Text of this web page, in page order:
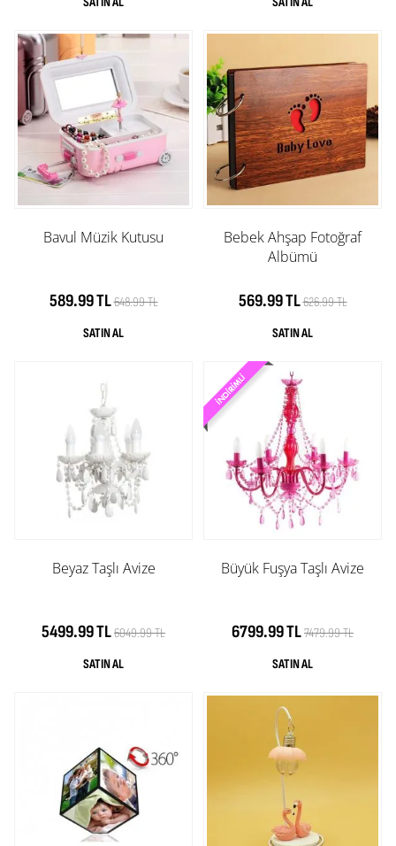
Bavul Müzik Kutusu
589.99 TL648.99 TL
Bebek Ahşap Fotoğraf
Albümü
569.99 TL626.99 TL
Beyaz Taşlı Avize
5499.99 TL6049.99 TL
Büyük Fuşya Taşlı Avize
6799.99 TL7479.99 TL